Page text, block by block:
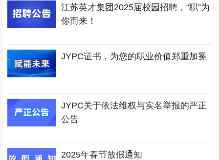
江苏英才集团2025届校园招聘，“职”为
你而来！
JYPC证书，为您的职业价值郑重加冕
JYPC关于依法维权与实名举报的严正
公告
2025年春节放假通知